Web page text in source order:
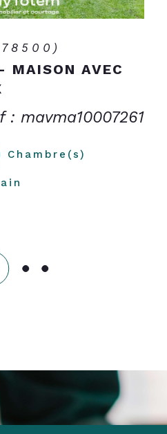
MAISON AVEC
: mavma10007261
Chambre(s)